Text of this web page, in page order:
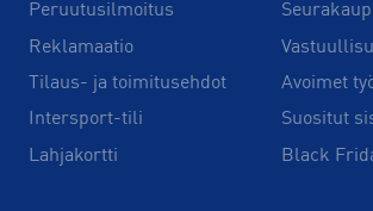
Peruutusilmoitus
Reklamaatio
Tilaus- ja toimitusehdot
Intersport-tili
Lahjakortti
Avoimet
Suositut
Black